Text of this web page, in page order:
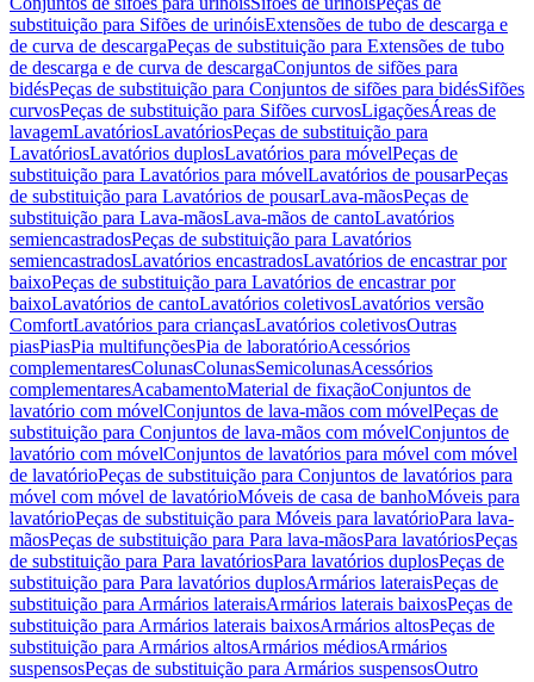
substituição para Sifões de urinóisExtensões de tubo de descarga e
de curva de descargaPeças de substituição para Extensões de tubo
de descarga e de curva de descargaConjuntos de sifões para
bidésPeças de substituição para Conjuntos de sifões para bidésSifões
curvosPeças de substituição para Sifões curvosLigaçõesÁreas de
lavagemLavatóriosLavatóriosPeças de substituição para
LavatóriosLavatórios duplosLavatórios para móvelPeças de
substituição para Lavatórios para móvelLavatórios de pousarPeças
de substituição para Lavatórios de pousarLava-mãosPeças de
substituição para Lava-mãosLava-mãos de cantoLavatórios
semiencastradosPeças de substituição para Lavatórios
semiencastradosLavatórios encastradosLavatórios de encastrar por
baixoPeças de substituição para Lavatórios de encastrar por
baixoLavatórios de cantoLavatórios coletivosLavatórios versão
ComfortLavatórios para criançasLavatórios coletivosOutras
piasPiasPia multifunçõesPia de laboratórioAcessórios
complementaresColunasColunasSemicolunasAcessórios
complementaresAcabamentoMaterial de fixaçãoConjuntos de
lavatório com móvelConjuntos de lava-mãos com móvelPeças de
substituição para Conjuntos de lava-mãos com móvelConjuntos de
lavatório com móvelConjuntos de lavatórios para móvel com móvel
de lavatórioPeças de substituição para Conjuntos de lavatórios para
móvel com móvel de lavatórioMóveis de casa de banhoMóveis para
lavatórioPeças de substituição para Móveis para lavatórioPara lava-
mãosPeças de substituição para Para lava-mãosPara lavatóriosPeças
de substituição para Para lavatóriosPara lavatórios duplosPeças de
substituição para Para lavatórios duplosArmários lateraisPeças de
substituição para Armários lateraisArmários laterais baixosPeças de
substituição para Armários laterais baixosArmários altosPeças de
substituição para Armários altosArmários médiosArmários
suspensosPeças de substituição para Armários suspensosOutro